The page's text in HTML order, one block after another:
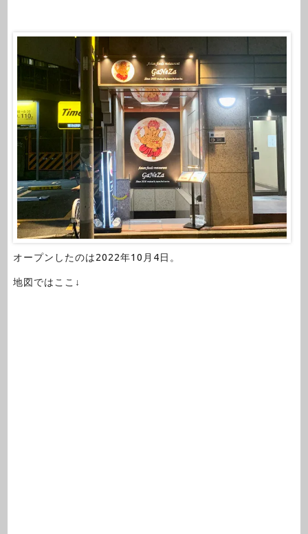
オープンしたのは2022年10月4日。
地図ではここ↓